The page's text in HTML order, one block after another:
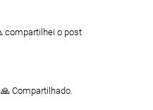
compartilhei o post
Compartilhado.